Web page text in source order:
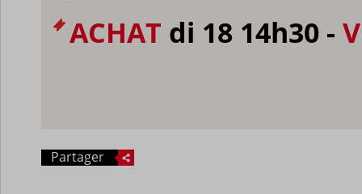
ACHAT di 18 14h30 -
Partager